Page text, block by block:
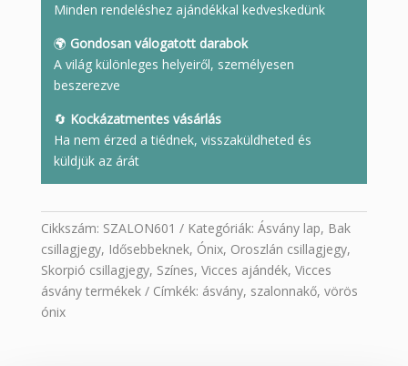
Minden rendeléshez ajándékkal kedveskedünk
🌍 Gondosan válogatott darabok
A világ különleges helyeiről, személyesen
beszerezve
🔄 Kockázatmentes vásárlás
Ha nem érzed a tiédnek, visszaküldheted és
küldjük az árát
Cikkszám: SZALON601 Kategóriák: Ásvány lap, Bak
csillagjegy, Idősebbeknek, Ónix, Oroszlán csillagjegy,
Skorpió csillagjegy, Színes, Vicces ajándék, Vicces
ásvány termékek
Címkék: ásvány, szalonnakő, vörös
ónix